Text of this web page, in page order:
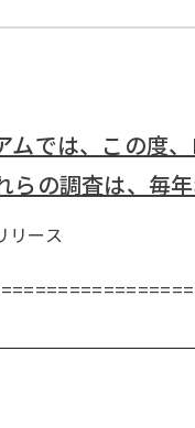
ムでは、この度
の調査は、毎年
ニュース
シアム